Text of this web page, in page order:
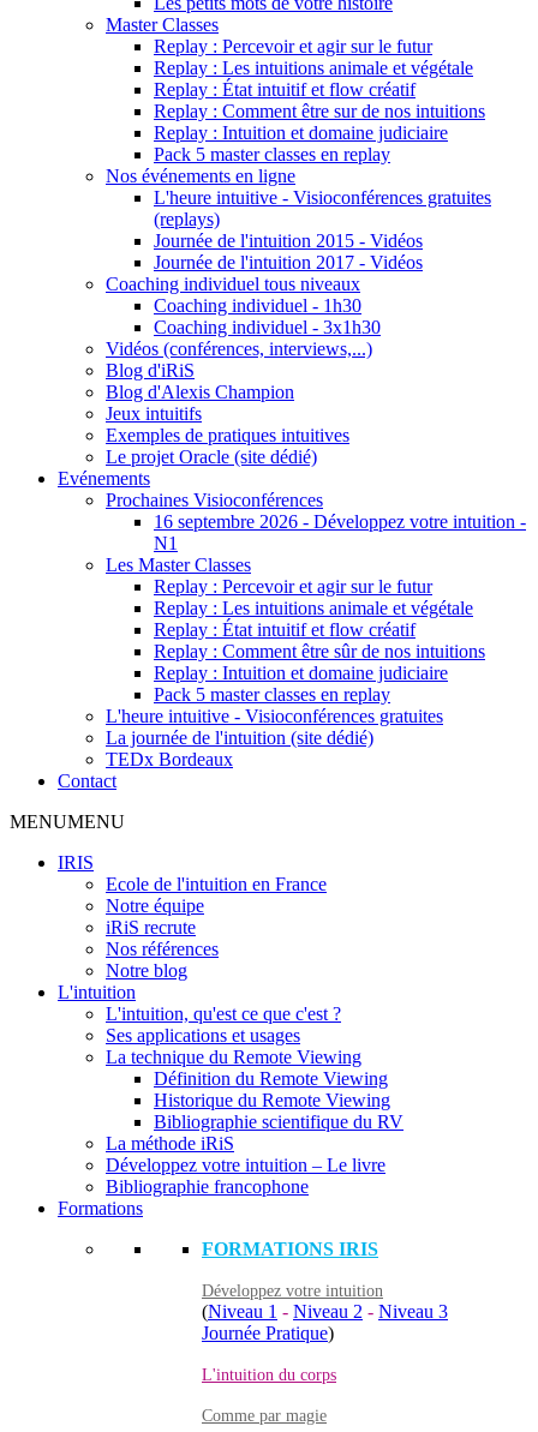
Master Classes
Replay : Percevoir et agir sur le futur
Replay : Les intuitions animale et végétale
Replay : État intuitif et flow créatif
Replay : Comment être sur de nos intuitions
Replay : Intuition et domaine judiciaire
Pack 5 master classes en replay
Nos événements en ligne
L'heure intuitive - Visioconférences gratuites
(replays)
Journée de l'intuition 2015 - Vidéos
Journée de l'intuition 2017 - Vidéos
Coaching individuel tous niveaux
Coaching individuel - 1h30
Coaching individuel - 3x1h30
Vidéos (conférences, interviews,...)
Blog d'iRiS
Blog d'Alexis Champion
Jeux intuitifs
Exemples de pratiques intuitives
Le projet Oracle (site dédié)
Evénements
Prochaines Visioconférences
16 septembre 2026 - Développez votre intuition -
N1
Les Master Classes
Replay : Percevoir et agir sur le futur
Replay : Les intuitions animale et végétale
Replay : État intuitif et flow créatif
Replay : Comment être sûr de nos intuitions
Replay : Intuition et domaine judiciaire
Pack 5 master classes en replay
L'heure intuitive - Visioconférences gratuites
La journée de l'intuition (site dédié)
TEDx Bordeaux
Contact
MENUMENU
IRIS
Ecole de l'intuition en France
Notre équipe
iRiS recrute
Nos références
Notre blog
L'intuition
L'intuition, qu'est ce que c'est ?
Ses applications et usages
La technique du Remote Viewing
Définition du Remote Viewing
Historique du Remote Viewing
Bibliographie scientifique du RV
La méthode iRiS
Développez votre intuition – Le livre
Bibliographie francophone
Formations
FORMATIONS IRIS
Développez votre intuition
(Niveau 1 - Niveau 2 - Niveau 3
Journée Pratique)
L'intuition du corps
Comme par magie